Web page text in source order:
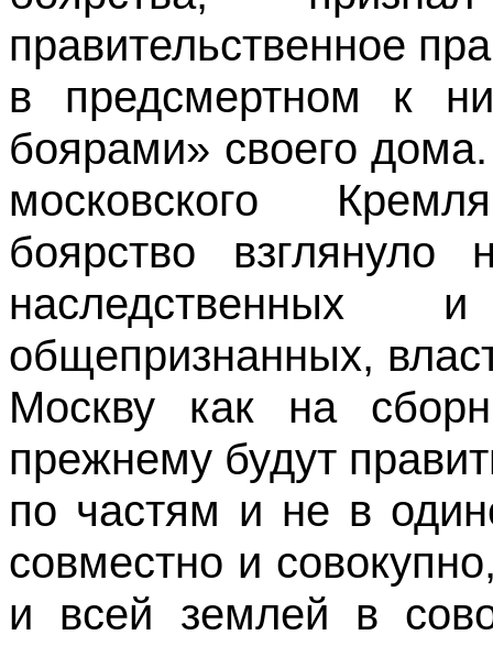
правительственное
в предсмертном к
боярами» своего
московского
боярство
общепризнанных,
Москву как на
прежнему будут
по частям и не в
совместно и
и всей землей в